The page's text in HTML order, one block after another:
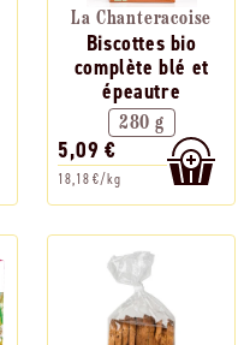
La Chanteracoise
Biscottes bio
complète blé et
épeautre
280 g
5,09 €
18,18 €/kg